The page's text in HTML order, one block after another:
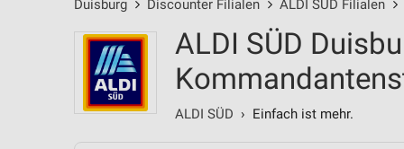
Duisburg Discounter Filialen ALDI SÜD Filialen
ALDI SÜD
ALDI SÜD › Einfach ist mehr.